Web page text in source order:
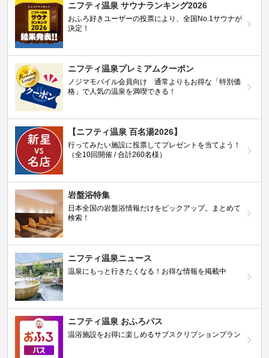
ニフティ温泉 サウナランキング2026
おふろ好きユーザーの投票により、全国No.1サウナが
決定！
ニフティ温泉プレミアムクーポン
ノジマモバイル会員向け 通常よりもお得な「特別価
格」で人気の温泉を満喫できる！
【ニフティ温泉 百名湯2026】
行ってみたい施設に投票してプレゼントを当てよう！
（全10回開催 / 合計260名様）
岩盤浴特集
日本全国の岩盤浴情報だけをピックアップ。まとめて
検索！
ニフティ温泉ニュース
温泉にもっと行きたくなる！お得な情報を掲載中
ニフティ温泉 おふろパス
温浴施設をお得に楽しめるサブスクリプションプラン